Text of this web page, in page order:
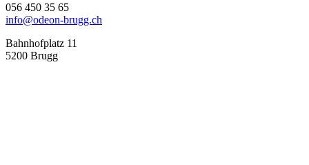
056 450 35 65
info@odeon-brugg.ch
Bahnhofplatz 11
5200 Brugg